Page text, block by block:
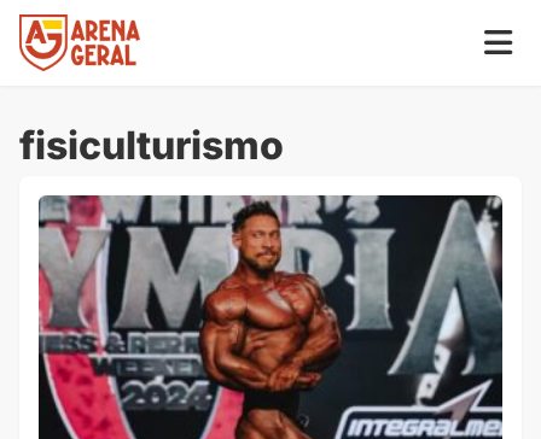
fisiculturismo